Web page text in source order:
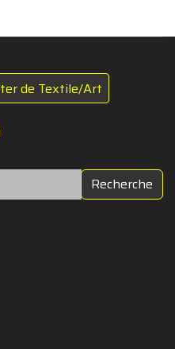
de Textile/Art
Recherche